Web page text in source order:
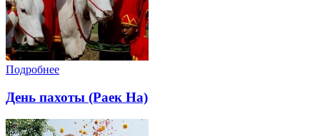
Подробнее
День пахоты (Раек На)